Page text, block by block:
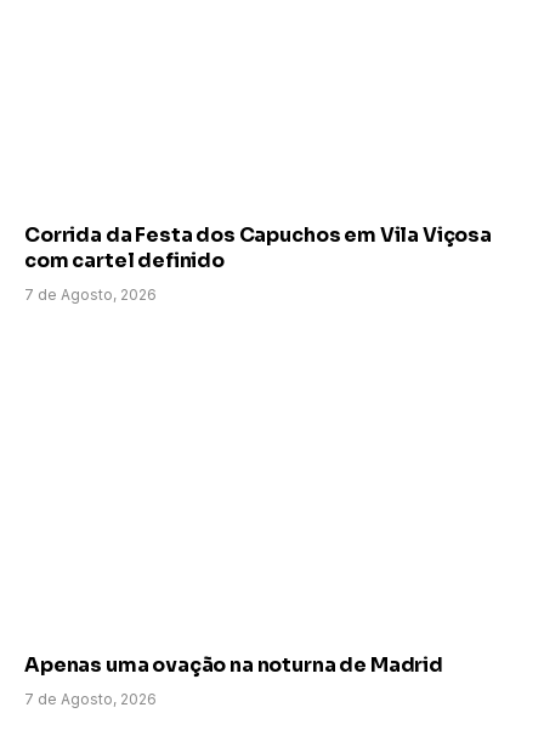
Corrida da Festa dos Capuchos em Vila Viçosa
com cartel definido
7 de Agosto, 2026
Apenas uma ovação na noturna de Madrid
7 de Agosto, 2026